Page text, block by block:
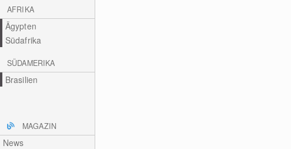
AFRIKA
Ägypten
Südafrika
SÜDAMERIKA
Brasilien
MAGAZIN
News